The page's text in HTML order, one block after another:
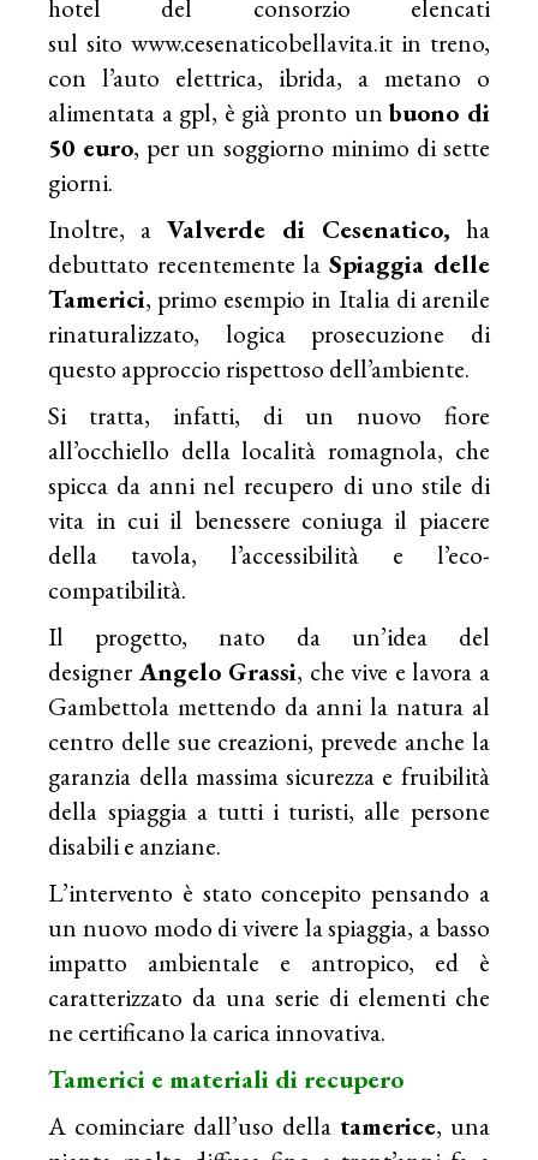
hotel del consorzio elencati
sul sito www.cesenaticobellavita.it in treno,
con l’auto elettrica, ibrida, a metano o
alimentata a gpl, è già pronto unbuono di
50 euro, per un soggiorno minimo di sette
giorni.
Inoltre, aValverde di Cesenatico, ha
debuttato recentemente la Spiaggia delle
Tamerici, primo esempio in Italia di arenile
rinaturalizzato, logica prosecuzione di
questo approccio rispettoso dell’ambiente.
Si tratta, infatti, di un nuovo fiore
all’occhiello della località romagnola, che
spicca da anni nel recupero di uno stile di
vita in cui il benessere coniuga il piacere
della tavola, l’accessibilità e l’eco-
compatibilità.
Il progetto, nato da un’idea del
designer Angelo Grassi, che vive e lavora a
Gambettola mettendo da anni la natura al
centro delle sue creazioni, prevede anche la
garanzia della massima sicurezza e fruibilità
della spiaggia a tutti i turisti, alle persone
disabili e anziane.
L’intervento è stato concepito pensando a
un nuovo modo di vivere la spiaggia, a basso
impatto ambientale e antropico, ed è
caratterizzato da una serie di elementi che
ne certificano la carica innovativa.
Tamerici e materiali di recupero
A cominciare dall’uso della tamerice, una